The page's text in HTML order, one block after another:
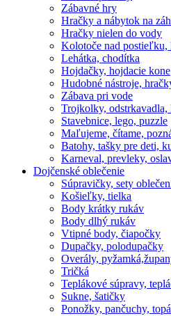
Zábavné hry
Hračky a nábytok na
Hračky nielen do vody
Kolotoče nad postieľku,
Lehátka, chodítka
Hojdačky, hojdacie kone
Hudobné nástroje,
Zábava pri vode
Trojkolky, odstrkavadla,
Stavebnice, lego, puzzle
Maľujeme, čítame,
Batohy, tašky pre deti,
Karneval, prevleky,
Dojčenské oblečenie
Súpravičky, sety
Košieľky, tielka
Body krátky rukáv
Body dlhý rukáv
Vtipné body, čiapočky
Dupačky, polodupačky
Overály,
Tričká
Teplákové súpravy,
Sukne, šatičky
Ponožky, pančuchy,